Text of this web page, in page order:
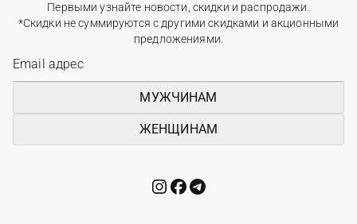
Первыми узнайте новости, скидки и распродажи.
*Скидки не суммируются с другими скидками и акционными
предложениями.
МУЖЧИНАМ
ЖЕНЩИНАМ